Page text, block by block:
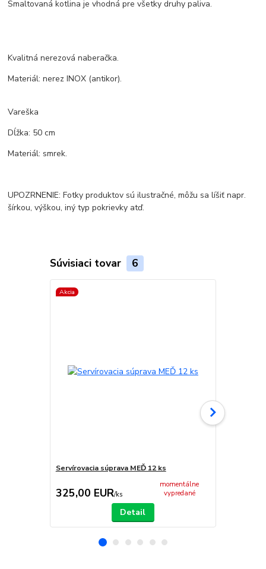
Smaltovaná kotlina je vhodná pre všetky druhy paliva.
Kvalitná nerezová naberačka.
Materiál: nerez INOX (antikor).
Vareška
Dĺžka: 50 cm
Materiál: smrek.
UPOZRNENIE: Fotky produktov sú ilustračné, môžu sa líšiť napr.
šírkou, výškou, iný typ pokrievky atď.
Súvisiaci tovar 6
Akcia
Servírovacia súprava MEĎ 12 ks
325,00 EUR/ks
momentálne
vypredané
Detail